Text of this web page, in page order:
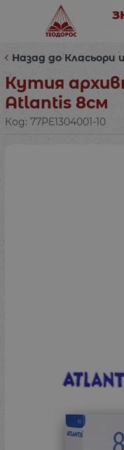
Назад до Класьори
Кутия
Atlantis 8см
Код: 77PE1304001-10